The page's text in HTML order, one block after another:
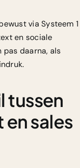
via Systeem 1
en sociale
pas daarna, als
tussen
sales